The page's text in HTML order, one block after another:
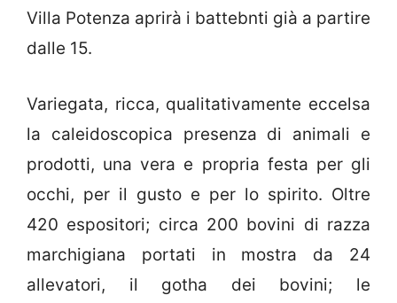
Villa Potenza aprirà i battebnti già a partire
dalle 15.
Variegata, ricca, qualitativamente eccelsa
la caleidoscopica presenza di animali e
prodotti, una vera e propria festa per gli
occhi, per il gusto e per lo spirito. Oltre
420 espositori; circa 200 bovini di razza
marchigiana portati in mostra da 24
allevatori, il gotha dei bovini; le